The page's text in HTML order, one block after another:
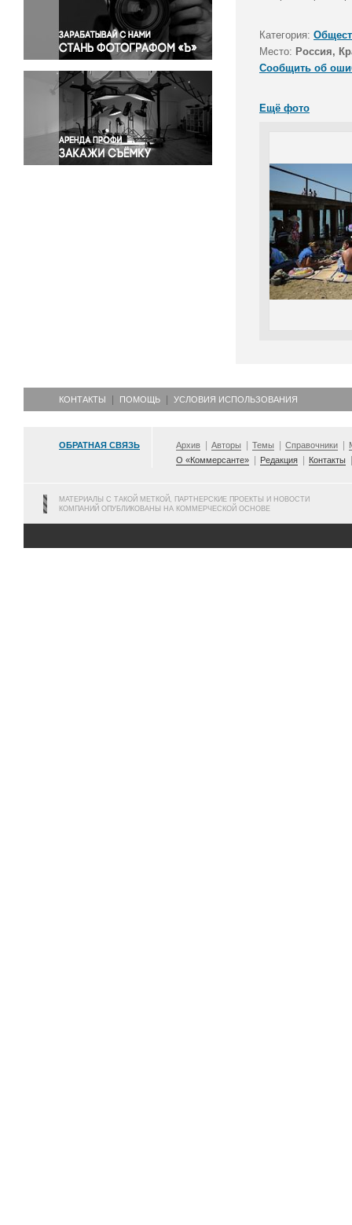
Правосудие
Происшествия и конфликты
Религия
Светская жизнь
Спорт
Экология
Экономика и бизнес
Категория:
Место: Россия,
Сообщить об
Ещё фото
КОНТАКТЫ ПОМОЩЬ УСЛОВИЯ ИСПОЛЬЗОВАНИЯ
ОБРАТНАЯ СВЯЗЬ Архив Авторы Темы Справочники
О «Коммерсанте»
Редакция Контакты
МАТЕРИАЛЫ С ТАКОЙ МЕТКОЙ, ПАРТНЕРСКИЕ ПРОЕКТЫ И НОВОСТИ
КОМПАНИЙ ОПУБЛИКОВАНЫ НА КОММЕРЧЕСКОЙ ОСНОВЕ